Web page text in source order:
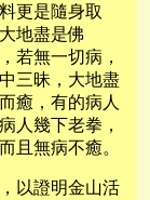
更是隨身取
地盡是佛
若無一切病，
三昧，大地盡
癒，有的病人
人幾下老拳，
且無病不癒。
以證明金山活